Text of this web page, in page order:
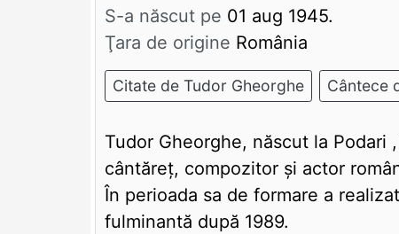
S-a născut pe 01 aug 1945.
Ţara de origine România
Citate de Tudor Gheorghe Cântece
Tudor Gheorghe, născut la Podari
cântăreț, compozitor și actor
În perioada sa de formare a
fulminantă după 1989.